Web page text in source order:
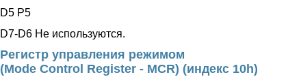
D5 P5
D7-D6 Не используются.
Регистр управления режимом
(Mode Control Register - MCR) (индекс 10h)